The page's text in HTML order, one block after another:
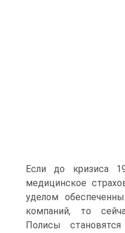
Если до кризиса
медицинское
уделом
компаний, то
Полисы